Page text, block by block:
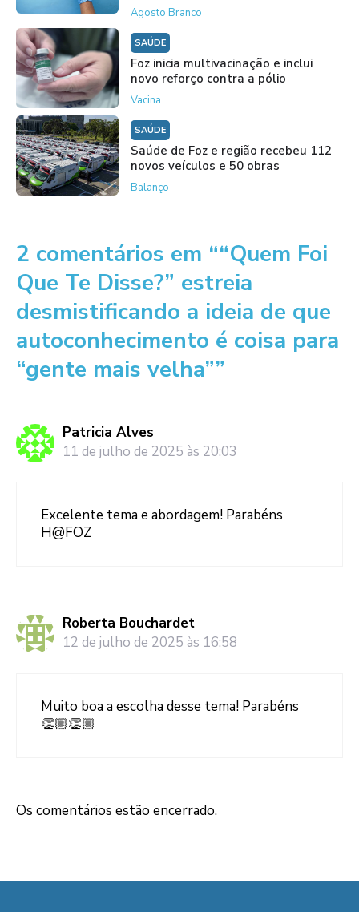
Agosto Branco
SAÚDE
Foz inicia multivacinação e inclui
novo reforço contra a pólio
Vacina
SAÚDE
Saúde de Foz e região recebeu 112
novos veículos e 50 obras
Balanço
2 comentários em ““Quem Foi
Que Te Disse?” estreia
desmistificando a ideia de que
autoconhecimento é coisa para
“gente mais velha””
Patricia Alves
11 de julho de 2025 às 20:03
Excelente tema e abordagem! Parabéns
H@FOZ
Roberta Bouchardet
12 de julho de 2025 às 16:58
Muito boa a escolha desse tema! Parabéns
👏🏼👏🏼
Os comentários estão encerrado.